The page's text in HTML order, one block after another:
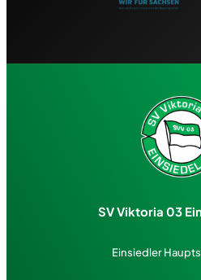
SV Viktoria 03
Einsiedler